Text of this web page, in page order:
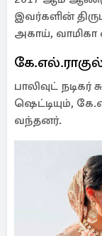
இவர்களின்
அகாய்,
பாலிவுட்
ஷெட்டியும்,
வந்தனர்.